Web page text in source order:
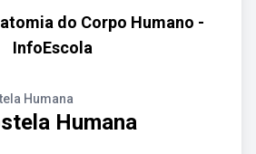
do Corpo Humano -
InfoEscola
Humana
Humana